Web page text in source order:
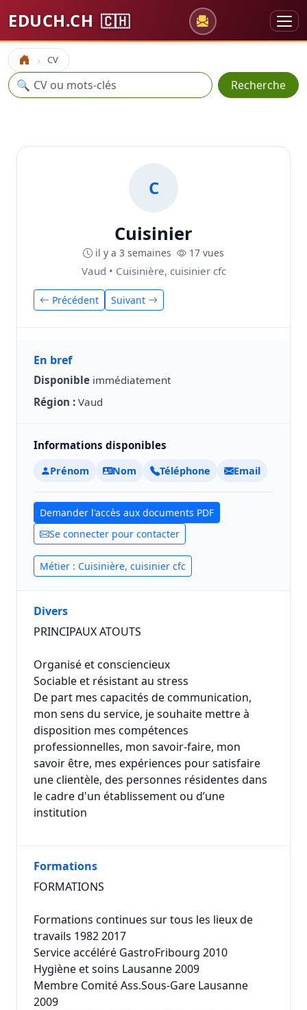
EDUCH.CH 🇨🇭
Accueil CV
Recherche
🔍 Recherche
C
Cuisinier
il y a 3 semaines 17 vues
Vaud • Cuisinière, cuisinier cfc
Précédent Suivant
En bref
Disponible immédiatement
Région : Vaud
Informations disponibles
Prénom Nom Téléphone Email
Demander l'accès aux documents PDF
Se connecter pour contacter
Métier : Cuisinière, cuisinier cfc
Divers
PRINCIPAUX ATOUTS
Organisé et consciencieux
Sociable et résistant au stress
De part mes capacités de communication,
mon sens du service, je souhaite mettre à
disposition mes compétences
professionnelles, mon savoir-faire, mon
savoir être, mes expériences pour satisfaire
une clientèle, des personnes résidentes dans
le cadre d'un établissement ou d’une
institution
Formations
FORMATIONS
Formations continues sur tous les lieux de
travails 1982 2017
Service accéléré GastroFribourg 2010
Hygiène et soins Lausanne 2009
Membre Comité Ass.Sous-Gare Lausanne
2009